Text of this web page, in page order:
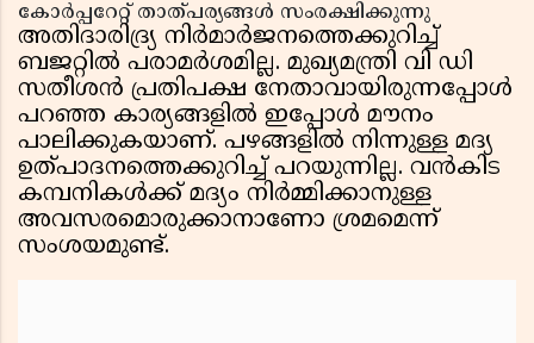
കോർപ്പറേറ്റ് താത്പര്യങ്ങൾ സംരക്ഷിക്കുന്നു
അതിദാരിദ്ര്യ നിർമാർജനത്തെക്കുറിച്ച്
ബജറ്റിൽ പരാമർശമില്ല. മുഖ്യമന്ത്രി വി ഡി
സതീശൻ പ്രതിപക്ഷ നേതാവായിരുന്നപ്പോൾ
പറഞ്ഞ കാര്യങ്ങളിൽ ഇപ്പോൾ മൗനം
പാലിക്കുകയാണ്. പഴങ്ങളിൽ നിന്നുള്ള മദ്യ
ഉത്പാദനത്തെക്കുറിച്ച് പറയുന്നില്ല. വൻകിട
കമ്പനികൾക്ക് മദ്യം നിർമ്മിക്കാനുള്ള
അവസരമൊരുക്കാനാണോ ശ്രമമെന്ന്
സംശയമുണ്ട്.